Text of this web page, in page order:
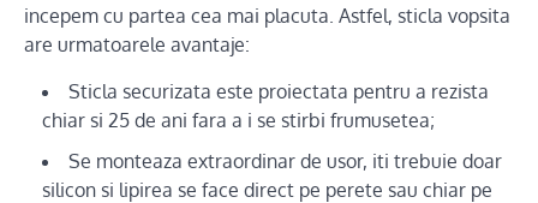
incepem cu partea cea mai placuta. Astfel, sticla vopsita
are urmatoarele avantaje:
Sticla securizata este proiectata pentru a rezista
chiar si 25 de ani fara a i se stirbi frumusetea;
Se monteaza extraordinar de usor, iti trebuie doar
silicon si lipirea se face direct pe perete sau chiar pe